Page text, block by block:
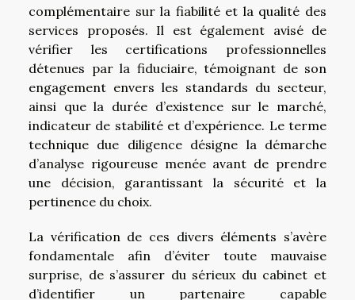
complémentaire sur la fiabilité et la qualité des
services proposés. Il est également avisé de
vérifier les certifications professionnelles
détenues par la fiduciaire, témoignant de son
engagement envers les standards du secteur,
ainsi que la durée d’existence sur le marché,
indicateur de stabilité et d’expérience. Le terme
technique due diligence désigne la démarche
d’analyse rigoureuse menée avant de prendre
une décision, garantissant la sécurité et la
pertinence du choix.
La vérification de ces divers éléments s’avère
fondamentale afin d’éviter toute mauvaise
surprise, de s’assurer du sérieux du cabinet et
d’identifier un partenaire capable